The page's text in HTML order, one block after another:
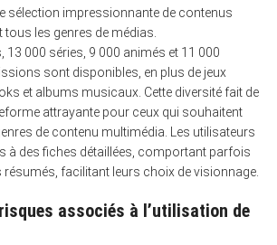
sélection impressionnante de contenus
les genres de médias.
13 000 séries, 9 000 animés et 11 000
sont disponibles, en plus de jeux
et albums musicaux. Cette diversité fait de
attrayante pour ceux qui souhaitent
de contenu multimédia. Les utilisateurs
à des fiches détaillées, comportant parfois
facilitant leurs choix de visionnage.
associés à l’utilisation de